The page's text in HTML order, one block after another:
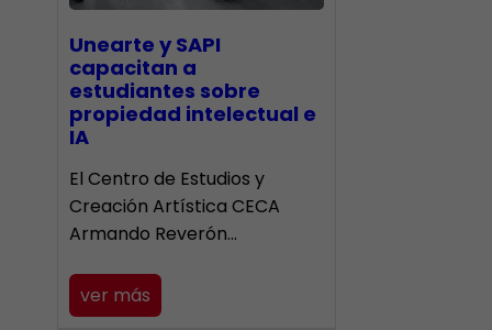
Unearte y SAPI
capacitan a
estudiantes sobre
propiedad intelectual e
IA
El Centro de Estudios y
Creación Artística CECA
Armando Reverón…
ver más